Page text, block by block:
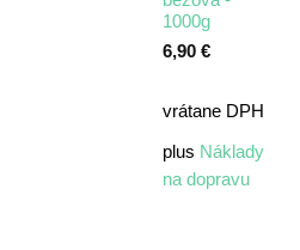
1000g
6,90€
vrátane DPH
plus Náklady
na dopravu